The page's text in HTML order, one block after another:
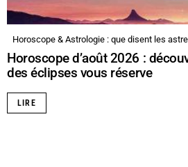
Horoscope & Astrologie : que disent les
Horoscope d’août 2026 :
des éclipses vous réserve
LIRE